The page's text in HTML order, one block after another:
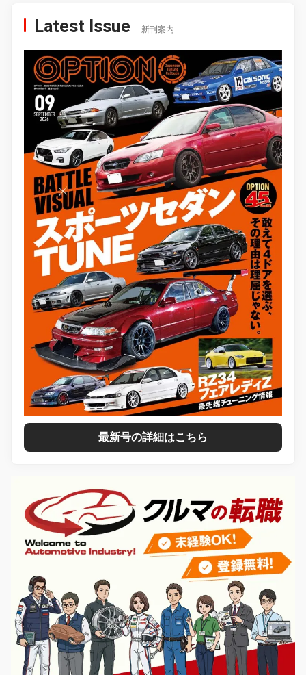
Latest Issue 新刊案内
最新号の詳細はこちら